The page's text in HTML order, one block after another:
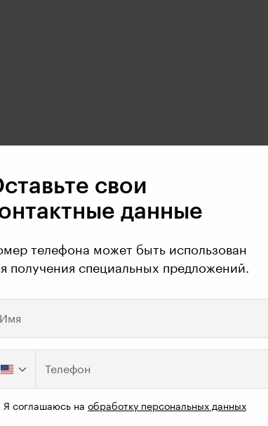
help
свои
данные
телефона может быть использован
получения специальных предложений.
Имя
Телефон
Я соглашаюсь на обработку персональных данных